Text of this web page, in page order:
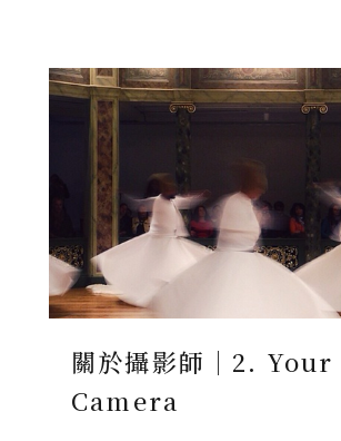
關於攝影師｜2. Your
Camera